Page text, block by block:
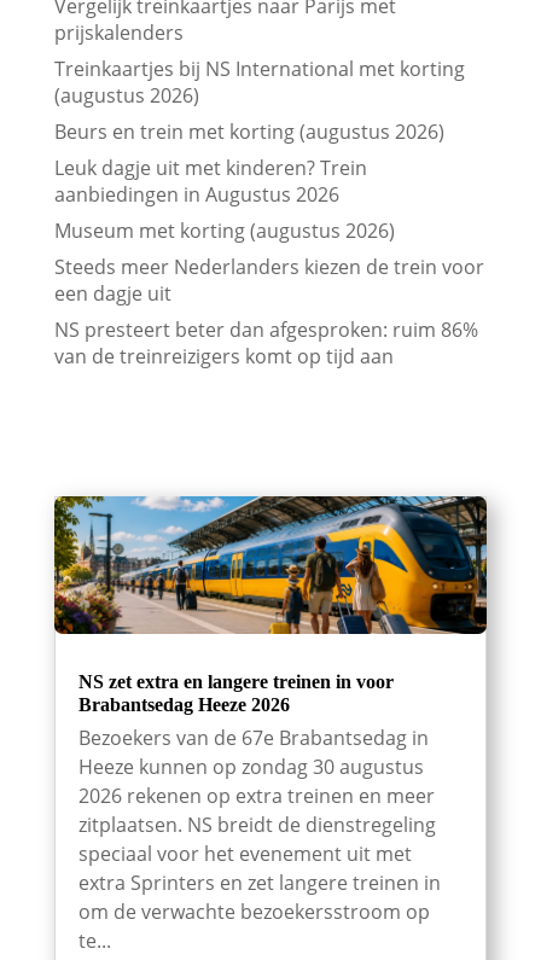
Leuk dagje uit met kinderen? Trein
aanbiedingen in Augustus 2026
Museum met korting (augustus 2026)
Steeds meer Nederlanders kiezen de trein voor
een dagje uit
NS presteert beter dan afgesproken: ruim 86%
van de treinreizigers komt op tijd aan
NS zet extra en langere treinen in voor
Brabantsedag Heeze 2026
Bezoekers van de 67e Brabantsedag in
Heeze kunnen op zondag 30 augustus
zitplaatsen. NS breidt de dienstregeling
speciaal voor het evenement uit met
extra Sprinters en zet langere treinen in
om de verwachte bezoekersstroom op
te...